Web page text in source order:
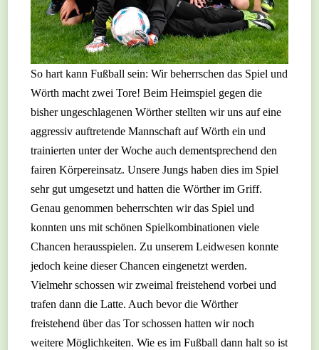
So hart kann Fußball sein: Wir beherrschen das Spiel und
Wörth macht zwei Tore! Beim Heimspiel gegen die
bisher ungeschlagenen Wörther stellten wir uns auf eine
aggressiv auftretende Mannschaft auf Wörth ein und
trainierten unter der Woche auch dementsprechend den
fairen Körpereinsatz. Unsere Jungs haben dies im Spiel
sehr gut umgesetzt und hatten die Wörther im Griff.
Genau genommen beherrschten wir das Spiel und
konnten uns mit schönen Spielkombinationen viele
Chancen herausspielen. Zu unserem Leidwesen konnte
jedoch keine dieser Chancen eingenetzt werden.
Vielmehr schossen wir zweimal freistehend vorbei und
trafen dann die Latte. Auch bevor die Wörther
freistehend über das Tor schossen hatten wir noch
weitere Möglichkeiten. Wie es im Fußball dann halt so ist